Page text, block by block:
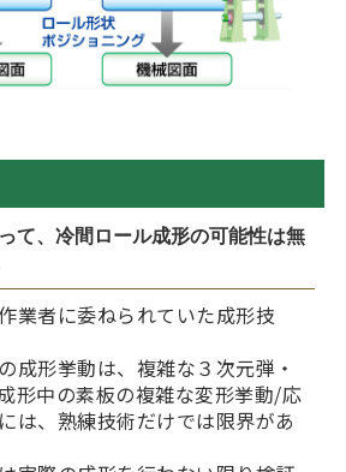
て、冷間ロール成形の可能性は無
業者に委ねられていた成形技
成形挙動は、複雑な３次元弾・
形中の素板の複雑な変形挙動/応
は、熟練技術だけでは限界があ